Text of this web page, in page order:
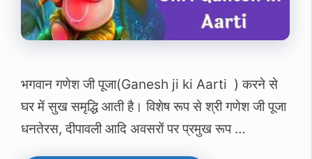
भगवान गणेश जी पूजा(Ganesh ji ki Aarti ) करने से
घर में सुख समृद्धि आती है। विशेष रूप से श्री गणेश जी पूजा
धनतेरस, दीपावली आदि अवसरों पर प्रमुख रूप …